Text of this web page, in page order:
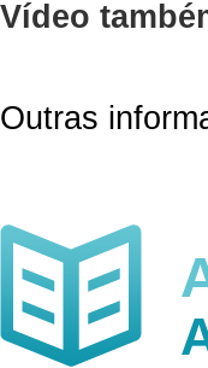
Vídeo
Outras